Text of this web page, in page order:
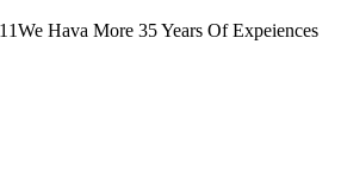
We Hava More 35 Years Of Expeiences